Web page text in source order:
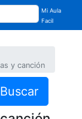
Mi Aula
Facil
y canción
Buscar